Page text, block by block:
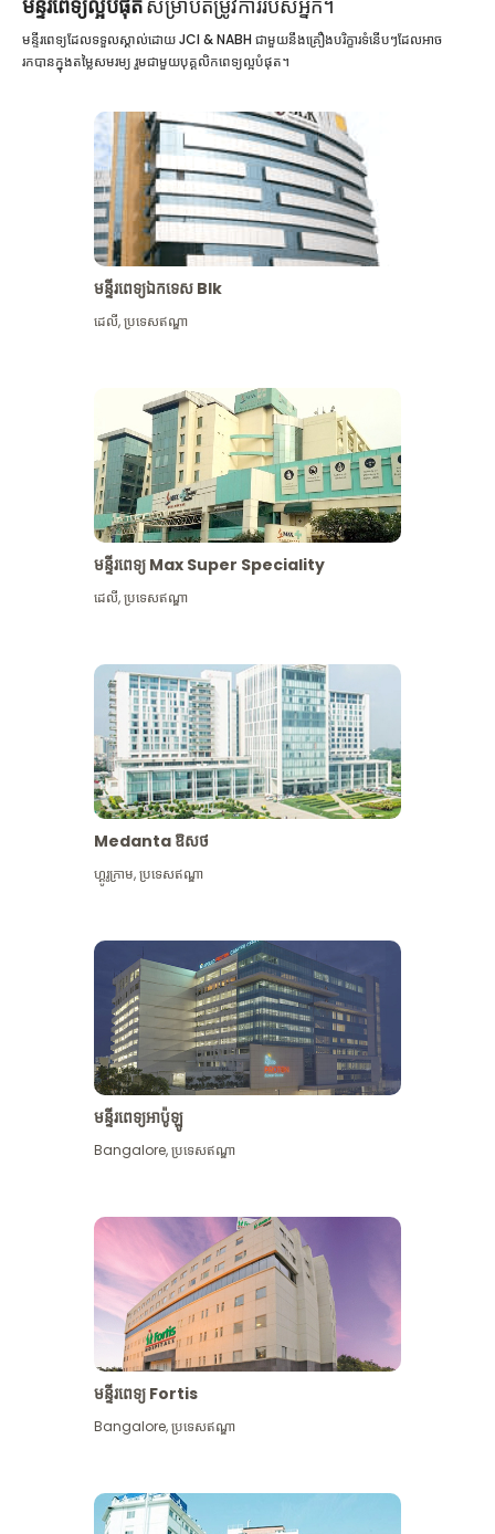
មន្ទីរពេទ្យល្អបំផុតសម្រាប់តម្រូវការរបស់អ្នក។
មើល​ច្រើន​ទៀត
មន្ទីរពេទ្យដែលទទួលស្គាល់ដោយ JCI & NABH ជាមួយនឹងគ្រឿងបរិក្ខារទំនើបៗដែលអាច
រកបានក្នុងតម្លៃសមរម្យ រួមជាមួយបុគ្គលិកពេទ្យល្អបំផុត។
មន្ទីរពេទ្យឯកទេស Blk
ដេលី,ប្រទេសឥណ្ឌា
មន្ទីរពេទ្យ Max Super Speciality
ដេលី,ប្រទេសឥណ្ឌា
Medanta ឱសថ
ហ្គូរូក្រាម,ប្រទេសឥណ្ឌា
មន្ទីរពេទ្យអាប៉ូឡូ
Bangalore,ប្រទេសឥណ្ឌា
មន្ទីរពេទ្យ Fortis
Bangalore,ប្រទេសឥណ្ឌា